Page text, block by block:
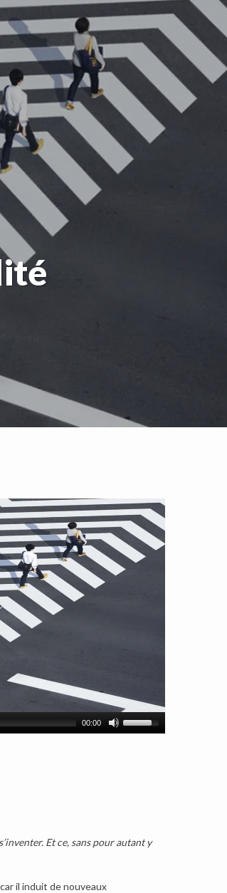
00:00
Et ce, sans pour autant y
il induit de nouveaux